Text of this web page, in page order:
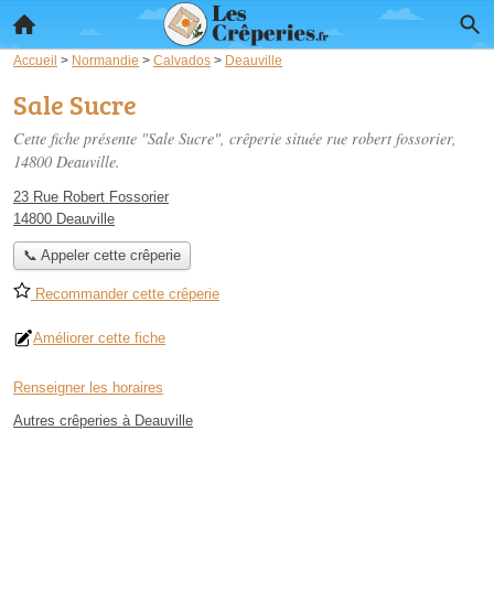
Accueil > Normandie > Calvados > Deauville
Sale Sucre
Cette fiche présente "Sale Sucre", crêperie située rue robert fossorier,
14800 Deauville.
23 Rue Robert Fossorier
14800 Deauville
📞 Appeler cette crêperie
Recommander cette crêperie
Améliorer cette fiche
Renseigner les horaires
Autres crêperies à Deauville